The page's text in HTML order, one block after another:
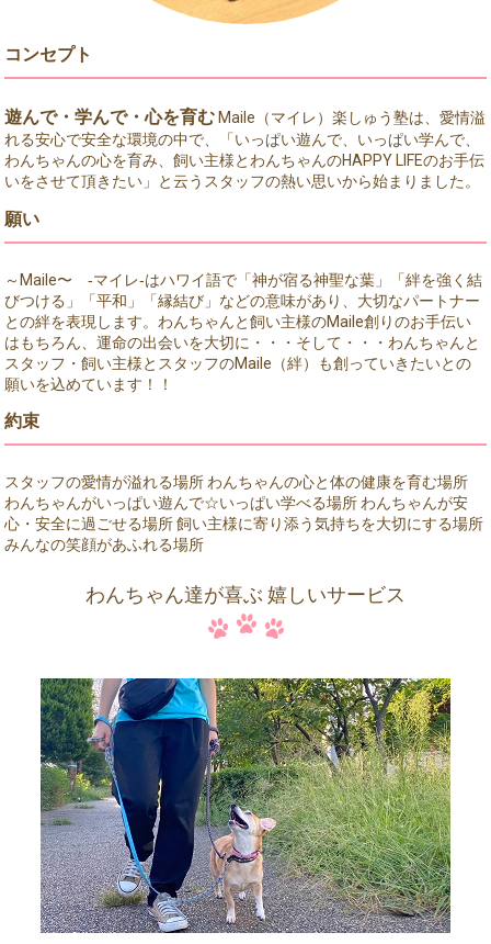
コンセプト
遊んで・学んで・心を育む Maile（マイレ）楽しゅう塾は、愛情溢
れる安心で安全な環境の中で、「いっぱい遊んで、いっぱい学んで、
わんちゃんの心を育み、飼い主様とわんちゃんのHAPPY LIFEのお手伝
いをさせて頂きたい」と云うスタッフの熱い思いから始まりました。
願い
～Maile〜 ‐マイレ‐はハワイ語で「神が宿る神聖な葉」「絆を強く結
びつける」「平和」「縁結び」などの意味があり、大切なパートナー
との絆を表現します。わんちゃんと飼い主様のMaile創りのお手伝い
はもちろん、運命の出会いを大切に・・・そして・・・わんちゃんと
スタッフ・飼い主様とスタッフのMaile（絆）も創っていきたいとの
願いを込めています！！
約束
スタッフの愛情が溢れる場所 わんちゃんの心と体の健康を育む場所
わんちゃんがいっぱい遊んで☆いっぱい学べる場所 わんちゃんが安
心・安全に過ごせる場所 飼い主様に寄り添う気持ちを大切にする場所
みんなの笑顔があふれる場所
わんちゃん達が喜ぶ 嬉しいサービス